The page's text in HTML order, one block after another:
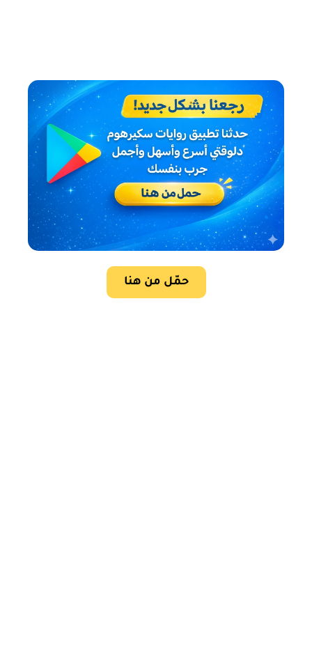
حمّل من هنا